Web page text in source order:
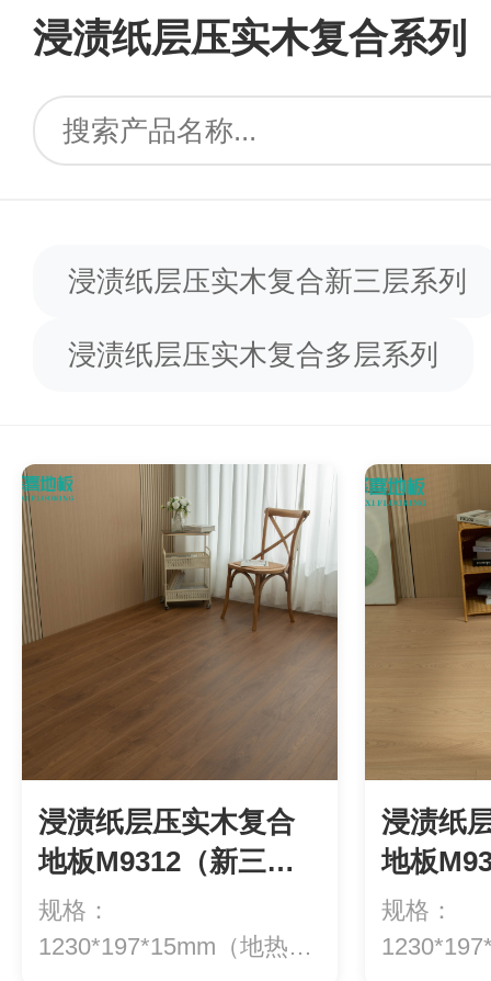
浸渍纸层压实木复合系列
浸渍纸层压实木复合新三层系列
浸渍纸层压实木复合多层系列
浸渍纸层压实木复合
地板M9312（新三
层）
规格：
1230*197*15mm（地热专
浸渍纸
地板
层）
规格：